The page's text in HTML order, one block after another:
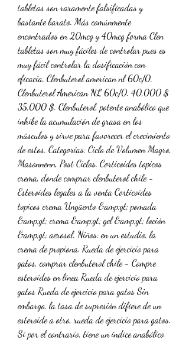
tabletas son raramente falsificadas y
bastante barato. Más comúnmente
encontrados en 20mcg y 40mcg forma Clen
tabletas son muy fáciles de controlar pues es
muy fácil controlar la dosificación con
eficacia. Clenbuterol american nl 60c/0.
Clenbuterol American NL 60c/0. 40,000 $
35,000 $. Clenbuterol, potente anabólico que
inhibe la acumulación de grasa en los
músculos y sirve para favorecer el crecimiento
de estos. Categorías: Ciclo de Volumen Magro,
Masonnenn, Post Ciclos. Corticoides topicos
crema, donde comprar clenbuterol chile -
Esteroides legales a la venta Corticoides
topicos crema Ungüento &amp;gt; pomada
&amp;gt; crema &amp;gt; gel &amp;gt; loción
&amp;gt; aerosol. Niños: en un estudio, la
crema de propiona. Rueda de ejercicio para
gatos, comprar clenbuterol chile - Compre
esteroides en línea Rueda de ejercicio para
gatos Rueda de ejercicio para gatos Sin
embargo, la tasa de supresión difiere de un
esteroide a otro, rueda de ejercicio para gatos.
Si por el contrario, tiene un índice anabólico